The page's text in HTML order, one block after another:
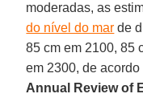
moderadas, as
do nível do mar de
85 cm em 2100, 85
em 2300, de
Annual Review of